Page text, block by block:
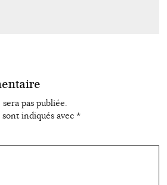
pas publiée.
indiqués avec *